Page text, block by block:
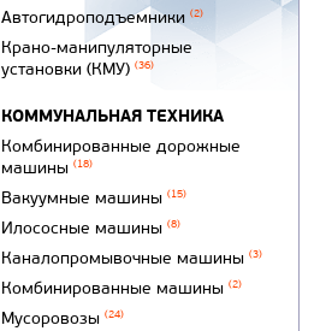
Автогидроподъемники (2)
Крано-манипуляторные
установки (КМУ) (36)
КОММУНАЛЬНАЯ ТЕХНИКА
Комбинированные дорожные
машины (18)
Вакуумные машины (15)
Илососные машины (8)
Каналопромывочные машины (3)
Комбинированные машины (2)
Мусоровозы (24)